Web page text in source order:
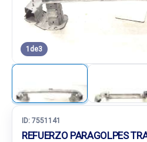
1 de3
ID: 7551141
REFUERZO PARAGOLPES